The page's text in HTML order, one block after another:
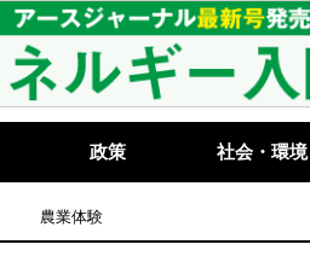
政策 社会・環境
農業体験